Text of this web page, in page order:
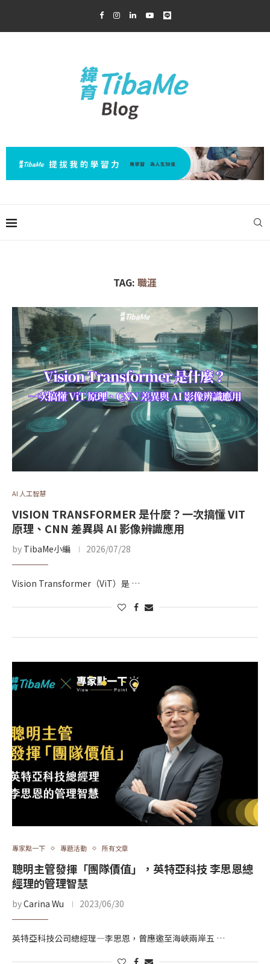
TAG: 職涯
AI 人工智慧
VISION TRANSFORMER 是什麼？一次搞懂 VIT
原理、CNN 差異與 AI 影像辨識應用
by TibaMe小編 2026/07/28
Vision Transformer（ViT）是 …
專家點一下 專題活動 所有文章
聰明主管發揮「團隊價值」，英特亞科技 李思恩總
經理的管理智慧
byCarina Wu 2023/06/30
英特亞科技公司總經理—李思恩，曾應邀至海峽兩岸五 …